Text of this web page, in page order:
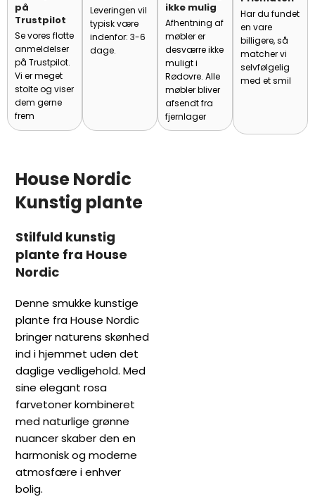
på
Trustpilot
Se vores flotte
anmeldelser
på Trustpilot.
Vi er meget
stolte og viser
dem gerne
frem
Leveringen vil
typisk være
indenfor: 3-6
dage.
ikke mulig
Afhentning af
møbler er
desværre ikke
muligt i
Rødovre. Alle
møbler bliver
afsendt fra
fjernlager
Har du fundet
en vare
billigere, så
matcher vi
selvfølgelig
med et smil
House Nordic
Kunstig plante
Stilfuld kunstig
plante fra House
Nordic
Denne smukke kunstige
plante fra House Nordic
bringer naturens skønhed
ind i hjemmet uden det
daglige vedligehold. Med
sine elegant rosa
farvetoner kombineret
med naturlige grønne
nuancer skaber den en
harmonisk og moderne
atmosfære i enhver
bolig.